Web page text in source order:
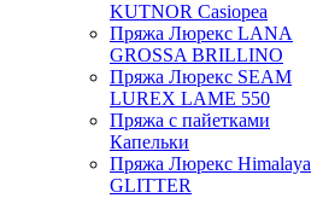
KUTNOR Casiopea
Пряжа Люрекс LANA
GROSSA BRILLINO
Пряжа Люрекс SEAM
LUREX LAME 550
Пряжа с пайетками
Капельки
Пряжа Люрекс Himalaya
GLITTER